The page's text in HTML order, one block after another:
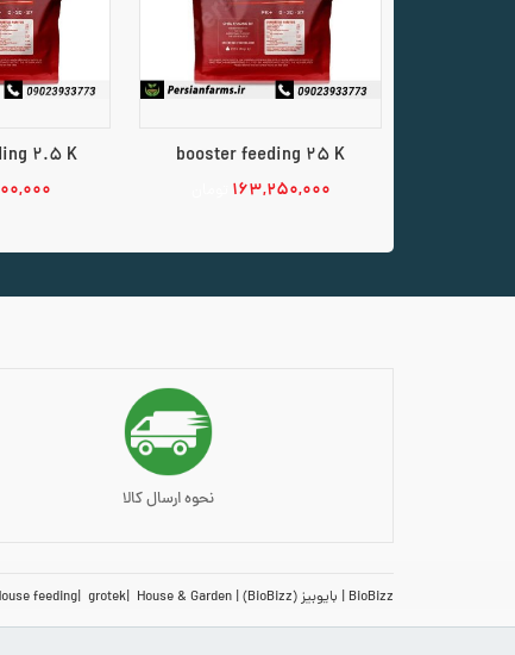
booster feeding 25 K
۱۶۳,۲۵۰,۰۰۰
افزودن به سبد خرید
2.5 K
افزودن
نحوه ارسال کالا
BioBizz بایوبیز (BioBizz) feeding grotek House & Garden